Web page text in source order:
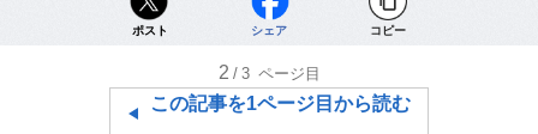
ポスト シェア コピー
2 /3 ページ目
この記事を1ページ目から読む